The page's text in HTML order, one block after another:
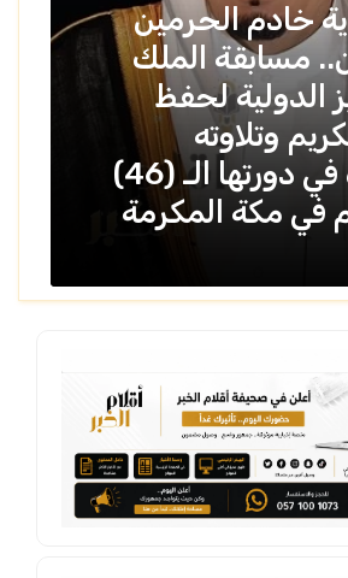
خادم الحرمين
مسابقة الملك
الدولية لحفظ
وتلاوته
وتفسيره في دورتها الـ (46)
في مكة المكرمة